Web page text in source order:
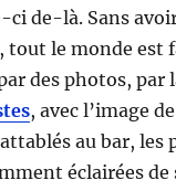
ci de-là. Sans
tout le monde est
des photos, par
, avec l’image
au bar, les
éclairées